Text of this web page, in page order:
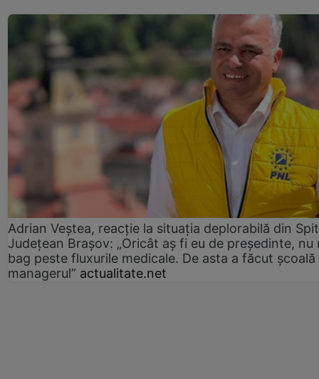
Adrian Veștea, reacție la situația deplorabilă din
Județean Brașov: „Oricât aș fi eu de președinte, nu
bag peste fluxurile medicale. De asta a făcut școală
managerul” actualitate.net